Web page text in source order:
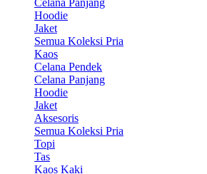
Hoodie
Jaket
Semua Koleksi Pria
Kaos
Celana Pendek
Celana Panjang
Hoodie
Jaket
Aksesoris
Semua Koleksi Pria
Topi
Tas
Kaos Kaki